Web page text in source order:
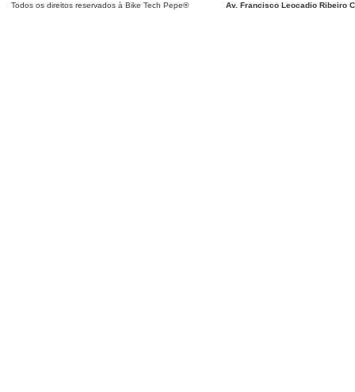
Todos os direitos reservados à Bike Tech Pepe® Av. Francisco Leocadio Ribeiro